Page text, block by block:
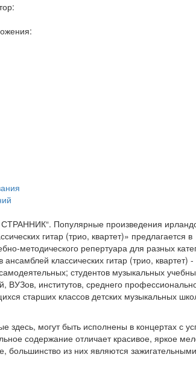
Популярные произведения
гитар (трио, квартет)» предлагается в
методического репертуара для разных
классических гитар (трио, квартет) -
студентов музыкальных
ВУЗов, институтов, среднего
старших классов детских музыкальных
здесь, могут быть исполнены в концертах с
содержание отличает красивое, яркое
большинство из них являются зажигательными